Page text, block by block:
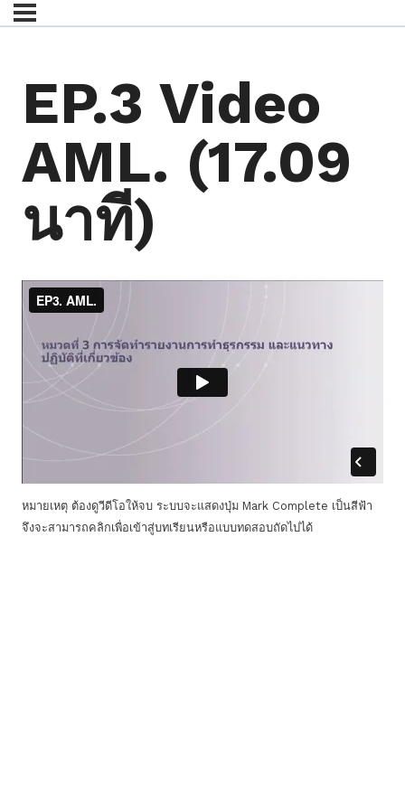
EP.3 Video
AML. (17.09
นาที)
หมายเหตุ ต้องดูวีดีโอให้จบ ระบบจะแสดงปุ่ม Mark Complete เป็นสีฟ้า
จึงจะสามารถคลิกเพื่อเข้าสู่บทเรียนหรือแบบทดสอบถัดไปได้